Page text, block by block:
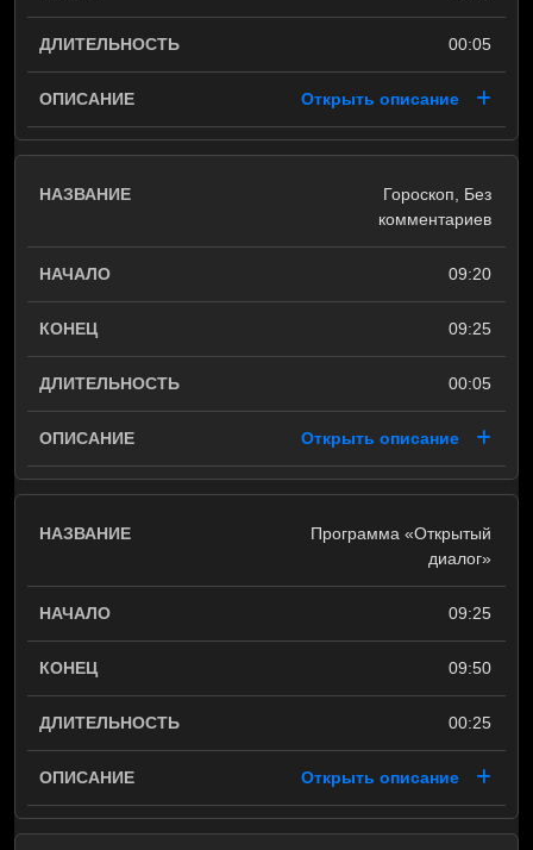
00:05
Открыть описание
Гороскоп, Без
комментариев
09:20
09:25
00:05
Открыть описание
Программа «Открытый
диалог»
09:25
09:50
00:25
Открыть описание